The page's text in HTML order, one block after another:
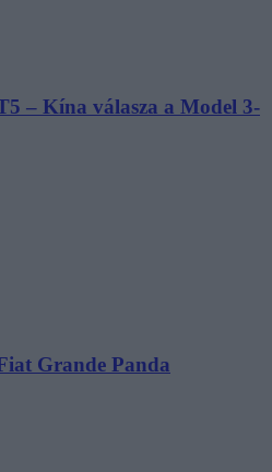
– Kína válasza a Model 3-
Grande Panda